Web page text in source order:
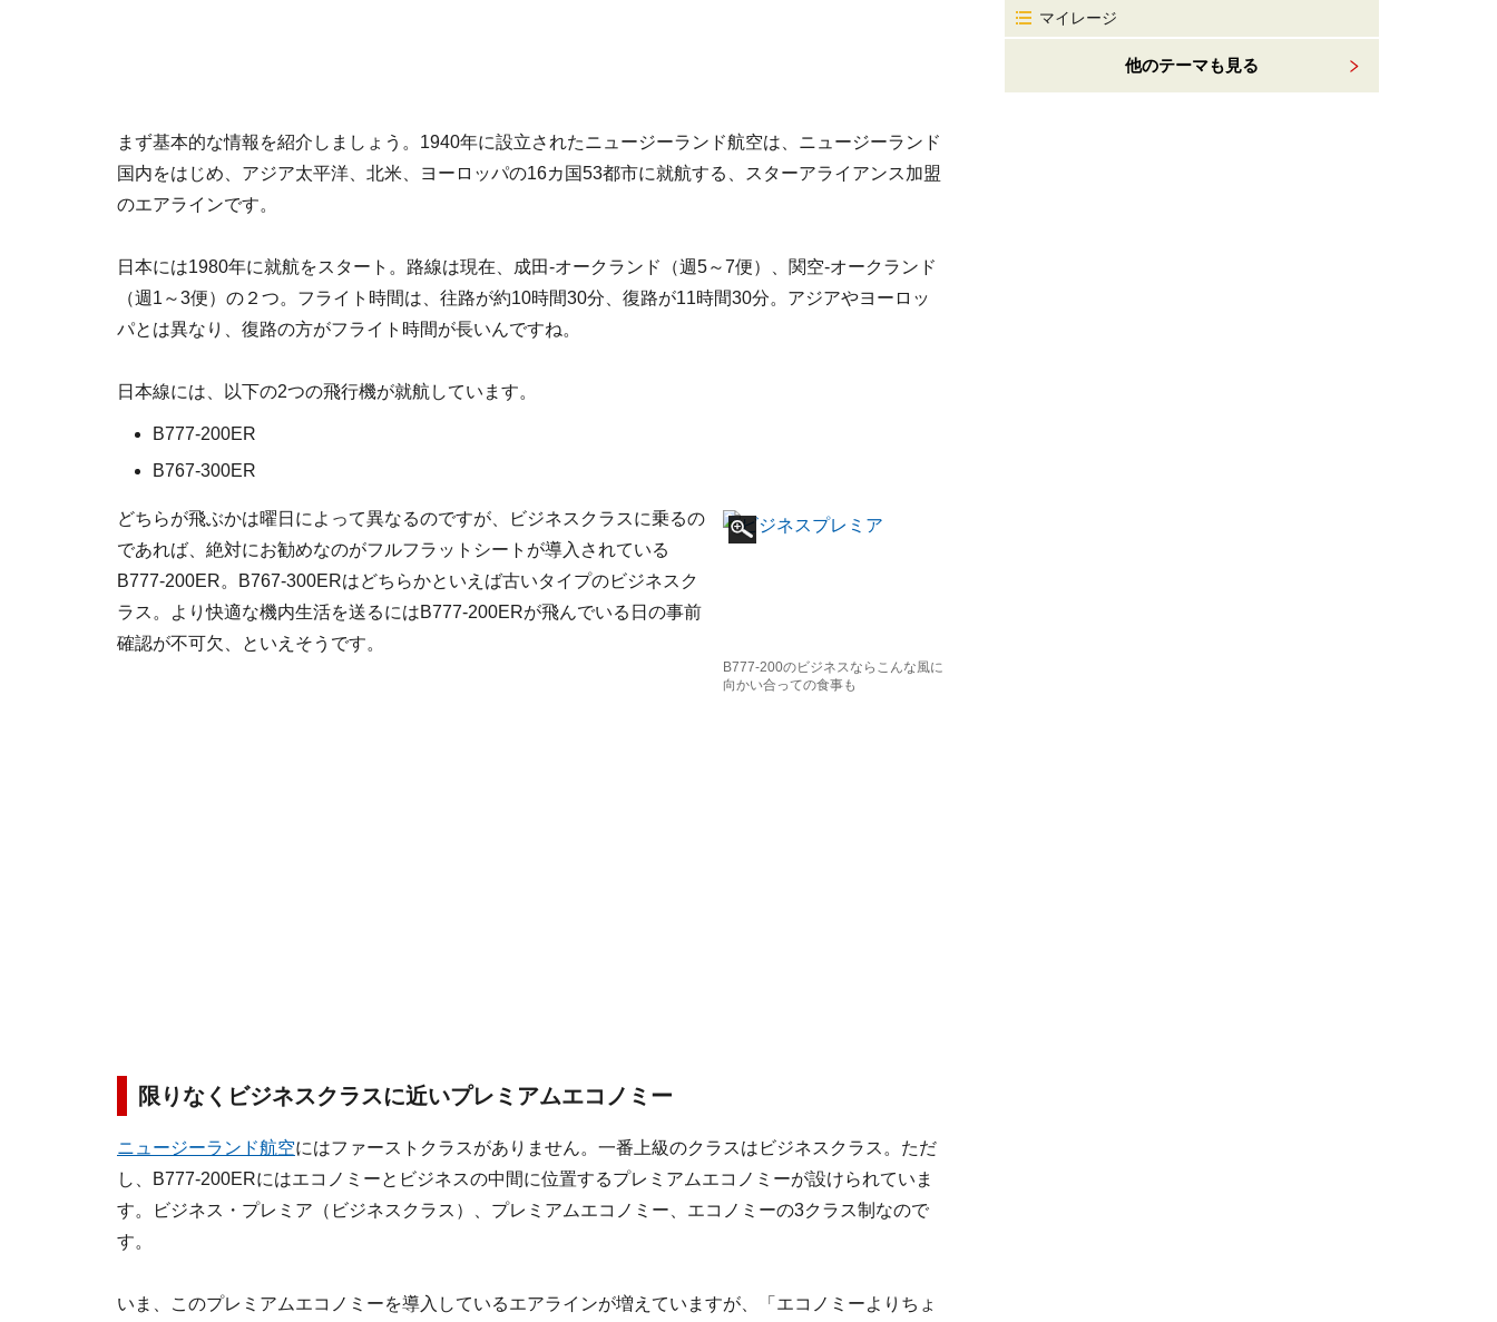
まず基本的な情報を紹介しましょう。1940年に設立されたニュージーランド航空は、ニュージーランド
国内をはじめ、アジア太平洋、北米、ヨーロッパの16カ国53都市に就航する、スターアライアンス加盟
のエアラインです。
日本には1980年に就航をスタート。路線は現在、成田-オークランド（週5～7便）、関空-オークランド
（週1～3便）の２つ。フライト時間は、往路が約10時間30分、復路が11時間30分。アジアやヨーロッ
パとは異なり、復路の方がフライト時間が長いんですね。
日本線には、以下の2つの飛行機が就航しています。
B777-200ER
B767-300ER
B777-200のビジネスならこんな風に
向かい合っての食事も
どちらが飛ぶかは曜日によって異なるのですが、ビジネスクラスに乗るの
であれば、絶対にお勧めなのがフルフラットシートが導入されている
B777-200ER。B767-300ERはどちらかといえば古いタイプのビジネスク
ラス。より快適な機内生活を送るにはB777-200ERが飛んでいる日の事前
確認が不可欠、といえそうです。
限りなくビジネスクラスに近いプレミアムエコノミー
ニュージーランド航空にはファーストクラスがありません。一番上級のクラスはビジネスクラス。ただ
し、B777-200ERにはエコノミーとビジネスの中間に位置するプレミアムエコノミーが設けられていま
す。ビジネス・プレミア（ビジネスクラス）、プレミアムエコノミー、エコノミーの3クラス制なので
す。
いま、このプレミアムエコノミーを導入しているエアラインが増えていますが、「エコノミーよりちょ
マイレージ
他のテーマも見る